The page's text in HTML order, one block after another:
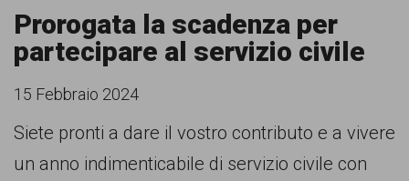
diritti
Prorogata la scadenza per
partecipare al servizio civile
15 Febbraio 2024
Siete pronti a dare il vostro contributo e a vivere
un anno indimenticabile di servizio civile con